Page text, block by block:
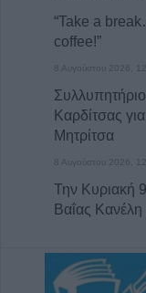
“Take a
coffee!”
8 Αυγούστου 2026,
Καρδίτσας
Μητρίτσα
8 Αυγούστου 2026,
Την Κυριακή
Βαΐας Κανέλη
Προσωρινή
λόγω βλάβης